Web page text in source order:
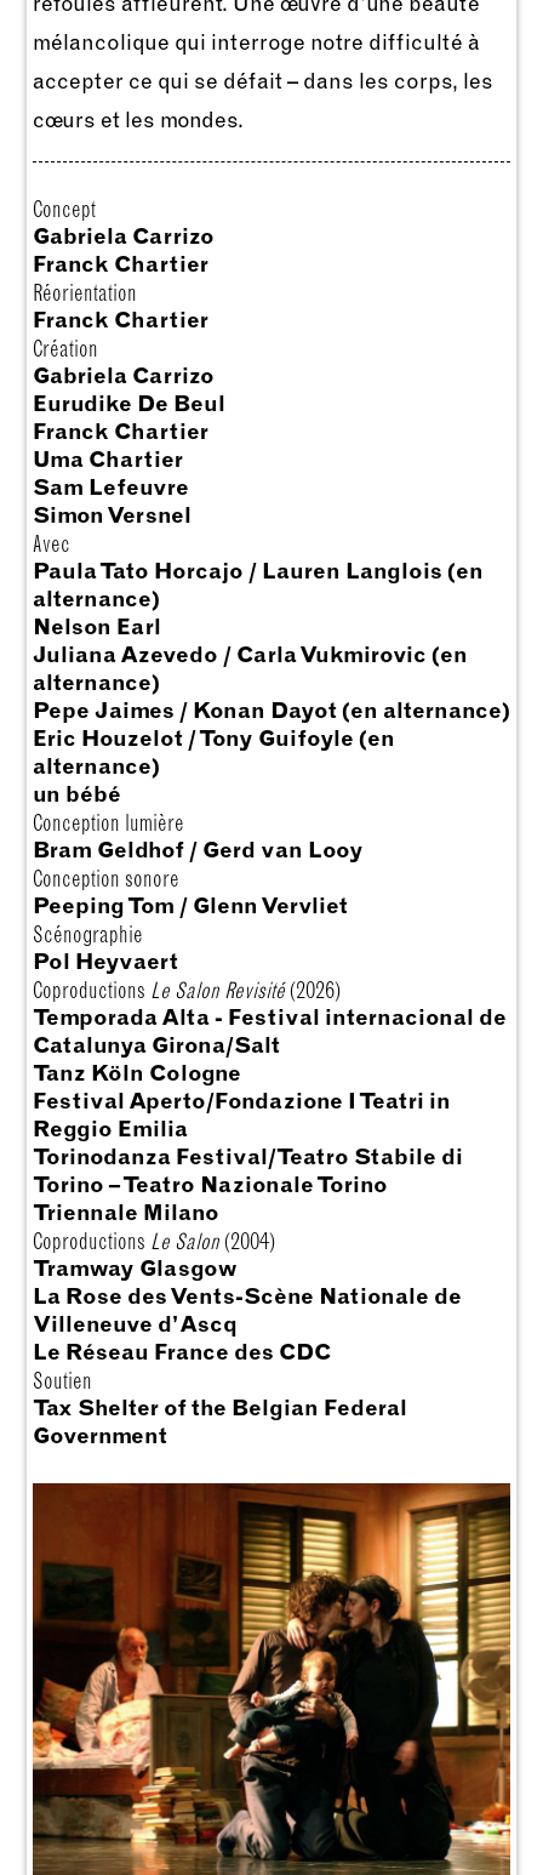
mélancolique qui interroge notre difficulté à
accepter ce qui se défait – dans les corps, les
cœurs et les mondes.
Concept
Gabriela Carrizo
Franck Chartier
Réorientation
Franck Chartier
Création
Gabriela Carrizo
Eurudike De Beul
Franck Chartier
Uma Chartier
Sam Lefeuvre
Simon Versnel
Avec
Paula Tato Horcajo / Lauren Langlois (en
alternance)
Nelson Earl
Juliana Azevedo / Carla Vukmirovic (en
alternance)
Pepe Jaimes / Konan Dayot (en alternance)
Eric Houzelot / Tony Guifoyle (en
alternance)
un bébé
Conception lumière
Bram Geldhof / Gerd van Looy
Conception sonore
Peeping Tom / Glenn Vervliet
Scénographie
Pol Heyvaert
Coproductions Le Salon Revisité(2026)
Temporada Alta - Festival internacional de
Catalunya Girona/Salt
Tanz Köln Cologne
Festival Aperto/Fondazione I Teatri in
Reggio Emilia
Torinodanza Festival/Teatro Stabile di
Torino – Teatro Nazionale Torino
Triennale Milano
Coproductions Le Salon(2004)
Tramway Glasgow
La Rose des Vents-Scène Nationale de
Villeneuve d’Ascq
Le Réseau France des CDC
Soutien
Tax Shelter of the Belgian Federal
Government